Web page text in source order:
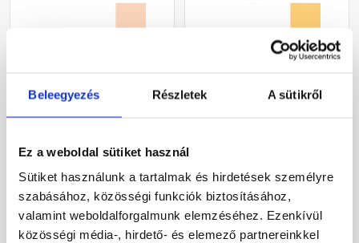
Beleegyezés Részletek A sütikről
Ez a weboldal sütiket használ
Sütiket használunk a tartalmak és hirdetések személyre
szabásához, közösségi funkciók biztosításához,
valamint weboldalforgalmunk elemzéséhez. Ezenkívül
közösségi média-, hirdető- és elemező partnereinkkel
vékonyvakolat, kapart 2
1 226 Ft / kg
Megnézem
vékonyvakolat, kapart 1,5
1 631 Ft / kg
Megnézem